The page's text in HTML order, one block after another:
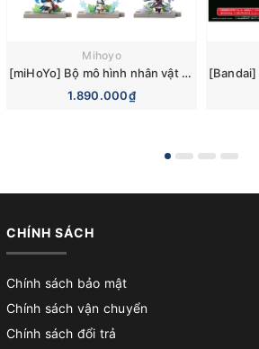
Mihoyo
[miHoYo] Bộ mô hình nhân vật Genshin Impact Battlefield Heroes Blind Box Figures Vol 2 (Liyue)
1.890.000₫
CHÍNH SÁCH
Chính sách bảo mật
Chính sách vận chuyển
Chính sách đổi trả